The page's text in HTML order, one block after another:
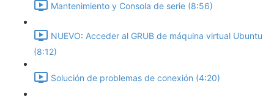
Mantenimiento y Consola de serie (8:56)
NUEVO: Acceder al GRUB de máquina virtual Ubuntu
(8:12)
Solución de problemas de conexión (4:20)